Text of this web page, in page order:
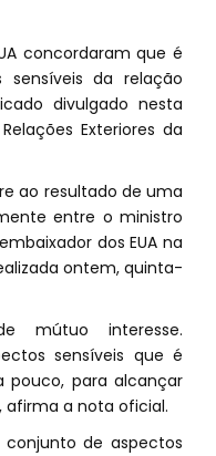
concordaram que é
sensíveis da relação
divulgado nesta
Exteriores da
ao resultado de uma
entre o ministro
dos EUA na
ontem, quinta-
mútuo interesse.
sensíveis que é
pouco, para alcançar
afirma a nota oficial.
de aspectos